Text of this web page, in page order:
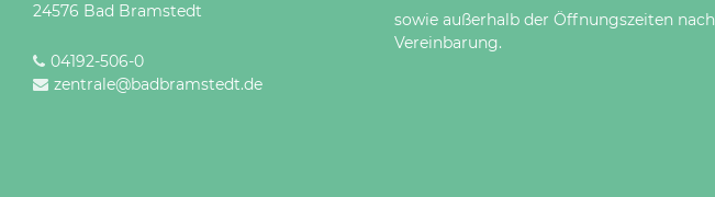
24576 Bad Bramstedt
04192-506-0
zentrale@badbramstedt.de
sowie außerhalb der Öffnungszeiten nach
Vereinbarung.